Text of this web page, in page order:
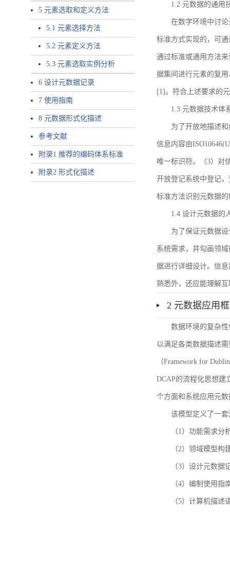
5 元素选取和定义方法
5.1 元素选择方法
5.2 元素定义方法
5.3 元素选取实例分析
6 设计元数据记录
7 使用指南
8 元数据形式化描述
参考文献
附录1 推荐的编码体系标准
附录2 形式化描述
1.2 元数据的通用
在数字环境中讨
标准方式实现的，可
通过标准或通用方法
据集间进行元素的复
[1]。符合上述要求的
1.3 元数据技术体
为了开放地描述
信息内容由
唯一标识符。（3）对
开放登记系统中登记
标准方法识别元数据
1.4 设计元数据的
为了保证元数据
系统需求，并勾画领
据进行详细设计。信
熟悉外，还应能理解
2 元数据应用
数据环境的复杂
以满足各类数据描述
（Framework for
DCAP的流程化思想建
个方面和系统应用元
该模型定义了一
（1）功能需求
（2）领域模型
（3）设计元数据
（4）编制使用指
（5）计算机描述